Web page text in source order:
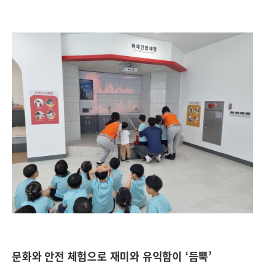
문화와 안전 체험으로 재미와 유익함이 ‘듬뿍’